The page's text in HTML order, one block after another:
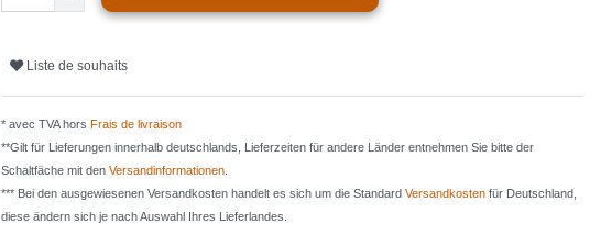
Liste de souhaits
* avec TVA hors Frais de livraison
**Gilt für Lieferungen innerhalb deutschlands, Lieferzeiten für andere Länder entnehmen Sie bitte der
Schaltfäche mit den Versandinformationen
*** Bei den ausgewiesenen Versandkosten handelt es sich um die Standard Versandkosten für Deutschland,
diese ändern sich je nach Auswahl Ihres Lieferlandes.